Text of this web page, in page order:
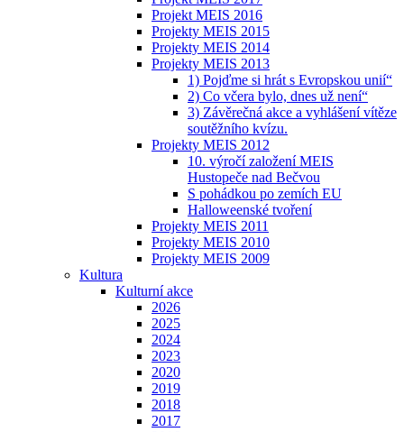
Projekt MEIS 2016
Projekty MEIS 2015
Projekty MEIS 2014
Projekty MEIS 2013
1) Pojďme si hrát s Evropskou unií“
2) Co včera bylo, dnes už není“
3) Závěrečná akce a vyhlášení vítěze
soutěžního kvízu.
Projekty MEIS 2012
10. výročí založení MEIS
Hustopeče nad Bečvou
S pohádkou po zemích EU
Halloweenské tvoření
Projekty MEIS 2011
Projekty MEIS 2010
Projekty MEIS 2009
Kultura
Kulturní akce
2026
2025
2024
2023
2020
2019
2018
2017